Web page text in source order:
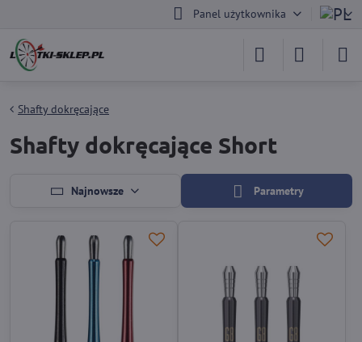
Panel użytkownika
Shafty dokręcające
Shafty dokręcające Short
Najnowsze Parametry